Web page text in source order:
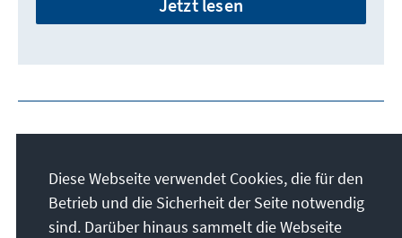
Jetzt lesen
Diese Webseite verwendet Cookies, die für den
Betrieb und die Sicherheit der Seite notwendig
sind. Darüber hinaus sammelt die Webseite